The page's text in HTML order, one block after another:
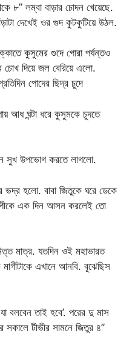
৮’’ লম্বা বাড়ার চোদন খেয়েছে.
দেখেই ওর গুদ কুটকুটিয়ে উঠল.
কুসুমের গুদে গোরা পর্যন্তও
চোখ দিয়ে জল বেরিয়ে এলো.
পোদের ছিদ্র চুদে
আধ ঘন্টা ধরে কুসুমকে চুদতে
সুখ উপভোগ করতে লাগলো.
হলো. বাবা জিতুকে ঘরে ডেকে
এক দিন আসন করলেই তো
মাত্র. যতদিন ওই মহাভারত
এখানে আনবি. বূঝেছিস
বলবেন তাই হবে’. পরের দু মাস
টীভীর সামনে জিতুর ৪’’